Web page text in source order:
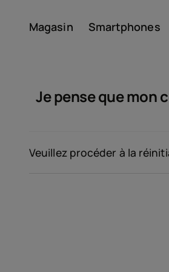
Magasin Smartphones
Recyclage
Je pense que mon
Veuillez procéder à la